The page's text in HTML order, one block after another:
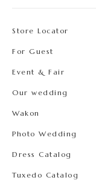
Store Locator
For Guest
Event & Fair
Our wedding
Wakon
Photo Wedding
Dress Catalog
Tuxedo Catalog